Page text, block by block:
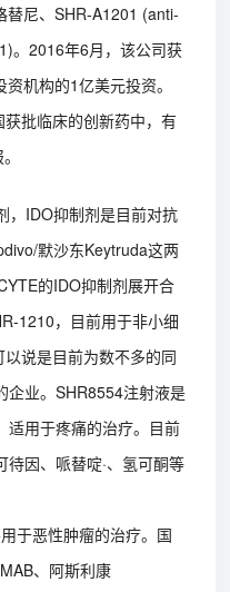
替尼、SHR-A1201 (anti-
。2016年6月，该公司获
机构的1亿美元投资。
批临床的创新药中，有
，IDO抑制剂是目前对抗
默沙东Keytruda这两
的IDO抑制剂展开合
1210，目前用于非小细
说是目前为数不多的同
企业。SHR8554注射液是
适用于疼痛的治疗。目前
因、哌替啶·、氢可酮等
于恶性肿瘤的治疗。国
、阿斯利康